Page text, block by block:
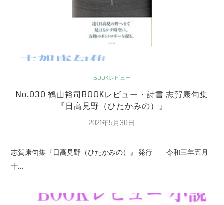
BOOKレビュー
No.030 鶴山裕司BOOKレビュー・詩書 志賀康句集
『日高見野（ひたかみの）』
2021年5月30日
志賀康句集『日高見野（ひたかみの）』 発行 令和三年五月
十…